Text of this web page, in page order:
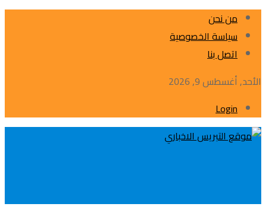
من نحن
سياسة الخصوصية
اتصل بنا
الأحد, أغسطس 9, 2026
Login